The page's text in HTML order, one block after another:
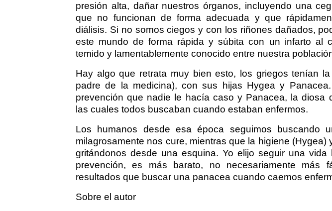
presión alta, dañar nuestros órganos, incluyendo una
que no funcionan de forma adecuada y que
diálisis. Si no somos ciegos y con los riñones dañados,
este mundo de forma rápida y súbita con un infarto al
temido y lamentablemente conocido entre nuestra
Hay algo que retrata muy bien esto, los griegos tenían la
padre de la medicina), con sus hijas Hygea y
prevención que nadie le hacía caso y Panacea, la diosa
las cuales todos buscaban cuando estaban enfermos.
Los humanos desde esa época seguimos buscando
milagrosamente nos cure, mientras que la higiene (Hygea)
gritándonos desde una esquina. Yo elijo seguir una
prevención, es más barato, no necesariamente más
resultados que buscar una panacea cuando caemos
Sobre el autor